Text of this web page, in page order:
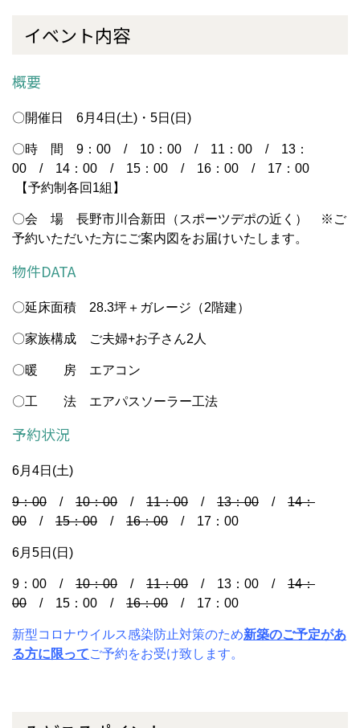
イベント内容
概要
〇開催日 6月4日(土)・5日(日)
〇時 間 9：00 / 10：00 / 11：00 / 13：
00 / 14：00 / 15：00 / 16：00 / 17：00
【予約制各回1組】
〇会 場 長野市川合新田（スポーツデポの近く） ※ご
予約いただいた方にご案内図をお届けいたします。
物件DATA
〇延床面積 28.3坪＋ガレージ（2階建）
〇家族構成 ご夫婦+お子さん2人
〇暖 房 エアコン
〇工 法 エアパスソーラー工法
予約状況
6月4日(土)
9：00 / 10：00 / 11：00 / 13：00 / 14：
00 / 15：00 / 16：00 / 17：00
6月5日(日)
9：00 / 10：00 / 11：00 / 13：00 / 14：
00 / 15：00 / 16：00 / 17：00
新型コロナウイルス感染防止対策のため新築のご予定があ
る方に限ってご予約をお受け致します。